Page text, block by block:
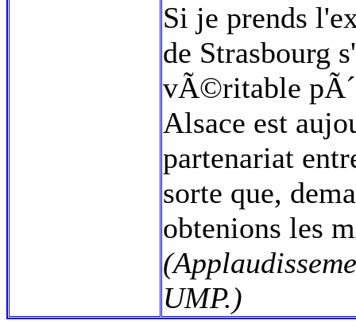
Si je prends
de Strasbourg
vÃ©ritable
Alsace est
partenariat
sorte que,
obtenions les
UMP.)